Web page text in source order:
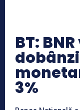
BT:
3%